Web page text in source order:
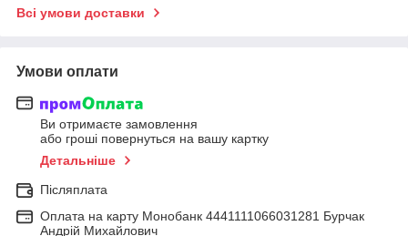
Всі умови доставки
Умови оплати
Ви отримаєте замовлення
або гроші повернуться на вашу картку
Детальніше
Післяплата
Оплата на карту Монобанк 4441111066031281 Бурчак
Андрій Михайлович